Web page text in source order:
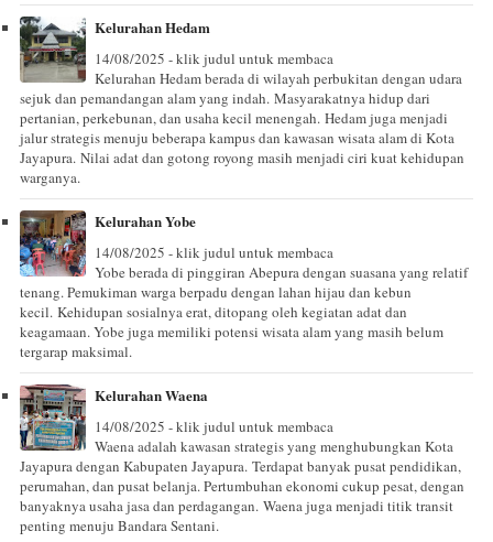
Kelurahan Hedam
14/08/2025 - klik judul untuk membaca
Kelurahan Hedam berada di wilayah perbukitan dengan udara
sejuk dan pemandangan alam yang indah. Masyarakatnya hidup dari
pertanian, perkebunan, dan usaha kecil menengah. Hedam juga menjadi
jalur strategis menuju beberapa kampus dan kawasan wisata alam di Kota
Jayapura. Nilai adat dan gotong royong masih menjadi ciri kuat kehidupan
warganya.
Kelurahan Yobe
14/08/2025 - klik judul untuk membaca
Yobe berada di pinggiran Abepura dengan suasana yang relatif
tenang. Pemukiman warga berpadu dengan lahan hijau dan kebun
kecil. Kehidupan sosialnya erat, ditopang oleh kegiatan adat dan
keagamaan. Yobe juga memiliki potensi wisata alam yang masih belum
tergarap maksimal.
Kelurahan Waena
14/08/2025 - klik judul untuk membaca
Waena adalah kawasan strategis yang menghubungkan Kota
Jayapura dengan Kabupaten Jayapura. Terdapat banyak pusat pendidikan,
perumahan, dan pusat belanja. Pertumbuhan ekonomi cukup pesat, dengan
banyaknya usaha jasa dan perdagangan. Waena juga menjadi titik transit
penting menuju Bandara Sentani.